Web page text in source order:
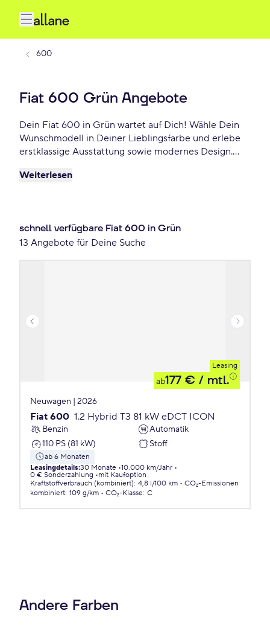
600
Fiat 600 Grün Angebote
Dein Fiat 600 in Grün wartet auf Dich! Wähle Dein
Wunschmodell in Deiner Lieblingsfarbe und erlebe
erstklassige Ausstattung sowie modernes Design.
Finanzierungsoptionen und fahre Dein Fiat 600 Grün
Weiterlesen
schnell verfügbare Fiat 600 in Grün
13 Angebote für Deine Suche
Leasing
ab177 € / mtl.
Neuwagen | 2026
Fiat 600 1.2 Hybrid T3 81 kW eDCT ICON
Benzin
Automatik
110 PS (81 kW)
Stoff
ab 6 Monaten
Leasingdetails:30 Monate 10.000 km/Jahr
0 € Sonderzahlung
mit Kaufoption
Kraftstoffverbrauch (kombiniert): 4,8 l/100 km
CO₂-Emissionen
kombiniert: 109 g/km CO₂-Klasse: C
Andere Farben